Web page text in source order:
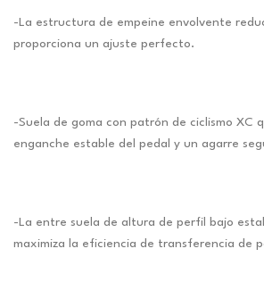
-La estructura de empeine envolvente
proporciona un ajuste perfecto.
-Suela de goma con patrón de ciclismo XC
enganche estable del pedal y un agarre
-La entre suela de altura de perfil bajo
maximiza la eficiencia de transferencia de